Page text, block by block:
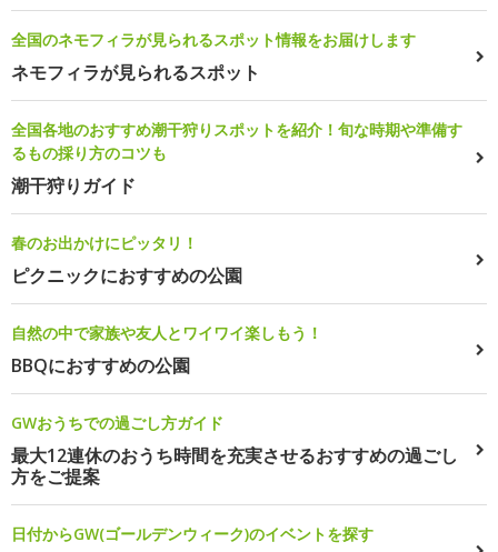
全国のネモフィラが見られるスポット情報をお届けします
ネモフィラが見られるスポット
全国各地のおすすめ潮干狩りスポットを紹介！旬な時期や準備す
るもの採り方のコツも
潮干狩りガイド
春のお出かけにピッタリ！
ピクニックにおすすめの公園
自然の中で家族や友人とワイワイ楽しもう！
BBQにおすすめの公園
GWおうちでの過ごし方ガイド
最大12連休のおうち時間を充実させるおすすめの過ごし
方をご提案
日付からGW(ゴールデンウィーク)のイベントを探す